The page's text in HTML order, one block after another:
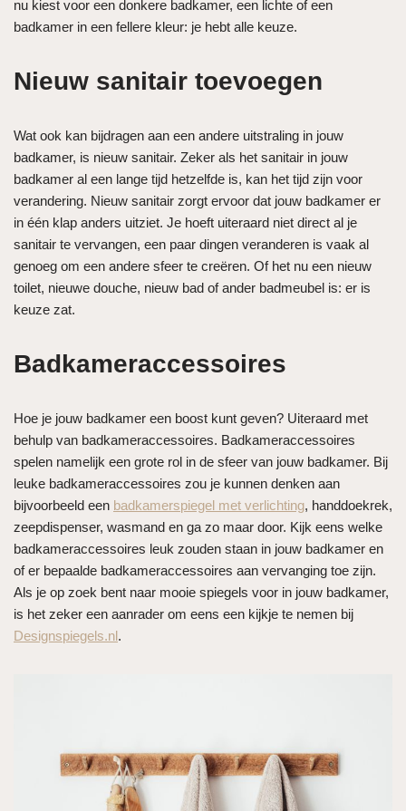
nu kiest voor een donkere badkamer, een lichte of een
badkamer in een fellere kleur: je hebt alle keuze.
Nieuw sanitair toevoegen
Wat ook kan bijdragen aan een andere uitstraling in jouw
badkamer, is nieuw sanitair. Zeker als het sanitair in jouw
badkamer al een lange tijd hetzelfde is, kan het tijd zijn voor
verandering. Nieuw sanitair zorgt ervoor dat jouw badkamer er
in één klap anders uitziet. Je hoeft uiteraard niet direct al je
sanitair te vervangen, een paar dingen veranderen is vaak al
genoeg om een andere sfeer te creëren. Of het nu een nieuw
toilet, nieuwe douche, nieuw bad of ander badmeubel is: er is
keuze zat.
Badkameraccessoires
Hoe je jouw badkamer een boost kunt geven? Uiteraard met
behulp van badkameraccessoires. Badkameraccessoires
spelen namelijk een grote rol in de sfeer van jouw badkamer. Bij
leuke badkameraccessoires zou je kunnen denken aan
bijvoorbeeld een badkamerspiegel met verlichting, handdoekrek,
zeepdispenser, wasmand en ga zo maar door. Kijk eens welke
badkameraccessoires leuk zouden staan in jouw badkamer en
of er bepaalde badkameraccessoires aan vervanging toe zijn.
Als je op zoek bent naar mooie spiegels voor in jouw badkamer,
is het zeker een aanrader om eens een kijkje te nemen bij
Designspiegels.nl.